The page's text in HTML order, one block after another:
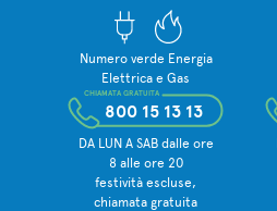
Numero verde Energia
Elettrica e Gas
800 15 13 13
CHIAMATA GRATUITA
DA LUN A SAB dalle ore
8 alle ore 20
festività escluse,
chiamata gratuita